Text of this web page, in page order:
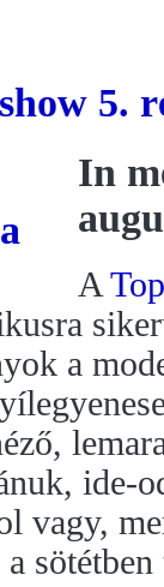
5.
In
A
a
ide-
vagy,